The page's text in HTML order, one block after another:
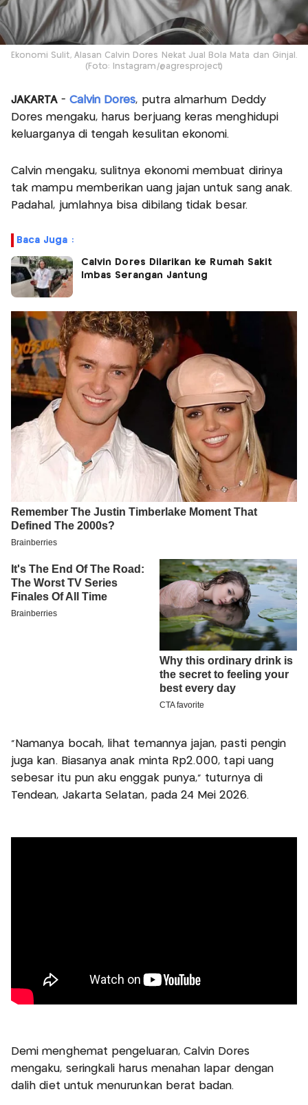
Ekonomi Sulit, Alasan Calvin Dores Nekat Jual Bola Mata dan Ginjal.
(Foto: Instagram/@agresproject)
JAKARTA- Calvin Dores, putra almarhum Deddy
Dores mengaku, harus berjuang keras menghidupi
keluarganya di tengah kesulitan ekonomi.
Calvin mengaku, sulitnya ekonomi membuat dirinya
tak mampu memberikan uang jajan untuk sang anak.
Padahal, jumlahnya bisa dibilang tidak besar.
Baca Juga :
Calvin Dores Dilarikan ke Rumah Sakit
Imbas Serangan Jantung
“Namanya bocah, lihat temannya jajan, pasti pengin
juga kan. Biasanya anak minta Rp2.000, tapi uang
sebesar itu pun aku enggak punya,” tuturnya di
Tendean, Jakarta Selatan, pada 24 Mei 2026.
Demi menghemat pengeluaran, Calvin Dores
mengaku, seringkali harus menahan lapar dengan
dalih diet untuk menurunkan berat badan.